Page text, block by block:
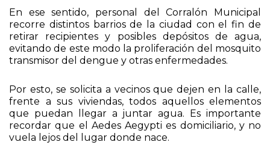
En ese sentido, personal del Corralón Municipal
recorre distintos barrios de la ciudad con el fin de
retirar recipientes y posibles depósitos de agua,
evitando de este modo la proliferación del mosquito
transmisor del dengue y otras enfermedades.
Por esto, se solicita a vecinos que dejen en la calle,
frente a sus viviendas, todos aquellos elementos
que puedan llegar a juntar agua. Es importante
recordar que el Aedes Aegypti es domiciliario, y no
vuela lejos del lugar donde nace.